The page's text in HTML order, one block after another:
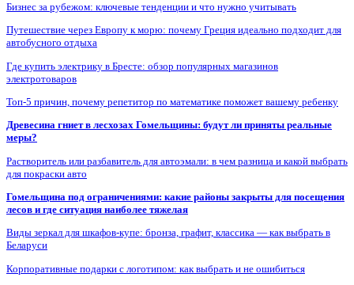
Бизнес за рубежом: ключевые тенденции и что нужно учитывать
Путешествие через Европу к морю: почему Греция идеально подходит для
автобусного отдыха
Где купить электрику в Бресте: обзор популярных магазинов
электротоваров
Топ-5 причин, почему репетитор по математике поможет вашему ребенку
Древесина гниет в лесхозах Гомельщины: будут ли приняты реальные
меры?
Растворитель или разбавитель для автоэмали: в чем разница и какой выбрать
для покраски авто
Гомельщина под ограничениями: какие районы закрыты для посещения
лесов и где ситуация наиболее тяжелая
Виды зеркал для шкафов-купе: бронза, графит, классика — как выбрать в
Беларуси
Корпоративные подарки с логотипом: как выбрать и не ошибиться